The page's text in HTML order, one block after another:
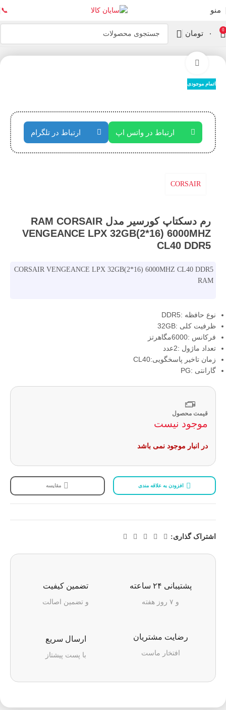
منو 📞
0 ۰ تومان
خانه
اتمام موجودی
ارتباط در واتس اپ ارتباط در تلگرام
CORSAIR
رم دسکتاپ کورسیر مدل RAM CORSAIR
VENGEANCE LPX 32GB(2*16) 6000MHZ
CL40 DDR5
CORSAIR VENGEANCE LPX 32GB(2*16) 6000MHZ CL40 DDR5
RAM
نوع حافظه :DDR5
ظرفیت کلی :32GB
فرکانس :6000مگاهرتز
تعداد ماژول :2عدد
زمان تاخیر پاسخگویی:CL40
گارانتی :PG
قیمت محصول
موجود نیست
در انبار موجود نمی باشد
افزودن به علاقه مندی مقایسه
اشتراک گذاری:
پشتیبانی ۲۴ ساعته
و ۷ روز هفته
تضمین کیفیت
و تضمین اصالت
رضایت مشتریان
افتخار ماست
ارسال سریع
با پست پیشتاز